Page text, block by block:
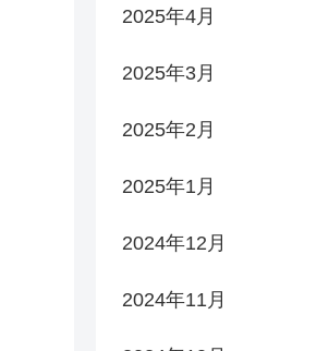
2025年4月
2025年3月
2025年2月
2025年1月
2024年12月
2024年11月